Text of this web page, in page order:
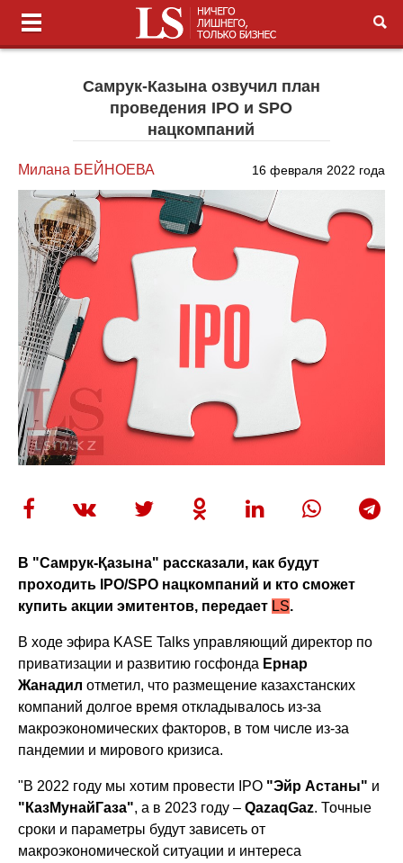
Самрук-Казына озвучил план
проведения IPO и SPO
нацкомпаний
Милана БЕЙНОЕВА 16 февраля 2022 года
В "Самрук-Қазына" рассказали, как будут
проходить
IPO/SPO нацкомпаний и кто сможет
купить акции эмитентов, передает LS.
В ходе эфира KASE Talks управляющий директор по
приватизации и развитию госфонда Ернар
Жанадил отметил, что размещение казахстанских
компаний долгое время откладывалось из-за
макроэкономических факторов, в том числе из-за
пандемии и мирового кризиса.
"В 2022 году мы хотим провести IPO "Эйр Астаны" и
"КазМунайГаза", а в 2023 году –QazaqGaz. Точные
сроки и параметры будут зависеть от
макроэкономической ситуации и интереса